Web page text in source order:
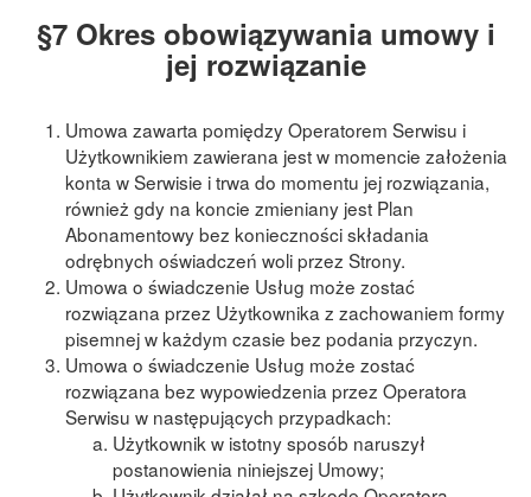
§7 Okres obowiązywania umowy i
jej rozwiązanie
Umowa zawarta pomiędzy Operatorem Serwisu i
Użytkownikiem zawierana jest w momencie założenia
konta w Serwisie i trwa do momentu jej rozwiązania,
również gdy na koncie zmieniany jest Plan
Abonamentowy bez konieczności składania
odrębnych oświadczeń woli przez Strony.
Umowa o świadczenie Usług może zostać
rozwiązana przez Użytkownika z zachowaniem formy
pisemnej w każdym czasie bez podania przyczyn.
Umowa o świadczenie Usług może zostać
rozwiązana bez wypowiedzenia przez Operatora
Serwisu w następujących przypadkach:
Użytkownik w istotny sposób naruszył
postanowienia niniejszej Umowy;